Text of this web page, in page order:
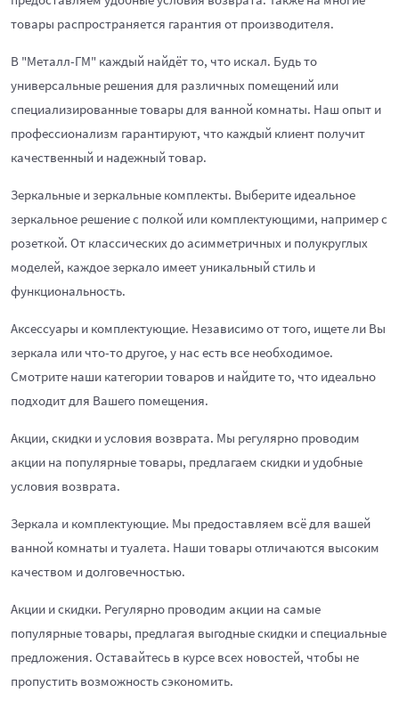
товары распространяется гарантия от производителя.
В "Металл-ГМ" каждый найдёт то, что искал. Будь то
универсальные решения для различных помещений или
специализированные товары для ванной комнаты. Наш опыт и
профессионализм гарантируют, что каждый клиент получит
качественный и надежный товар.
Зеркальные и зеркальные комплекты. Выберите идеальное
зеркальное решение с полкой или комплектующими, например с
розеткой. От классических до асимметричных и полукруглых
моделей, каждое зеркало имеет уникальный стиль и
функциональность.
Аксессуары и комплектующие. Независимо от того, ищете ли Вы
зеркала или что-то другое, у нас есть все необходимое.
Смотрите наши категории товаров и найдите то, что идеально
подходит для Вашего помещения.
Акции, скидки и условия возврата. Мы регулярно проводим
акции на популярные товары, предлагаем скидки и удобные
условия возврата.
Зеркала и комплектующие. Мы предоставляем всё для вашей
ванной комнаты и туалета. Наши товары отличаются высоким
качеством и долговечностью.
Акции и скидки. Регулярно проводим акции на самые
популярные товары, предлагая выгодные скидки и специальные
предложения. Оставайтесь в курсе всех новостей, чтобы не
пропустить возможность сэкономить.